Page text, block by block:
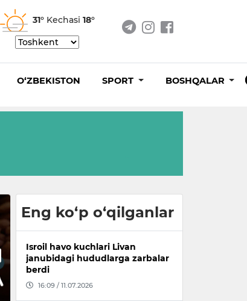
31° Kechasi 18°
O‘ZBEKISTON SPORT BOSHQALAR
Eng ko‘p o‘qilganlar
Isroil havo kuchlari Livan
janubidagi hududlarga zarbalar
berdi
16:09 / 11.07.2026